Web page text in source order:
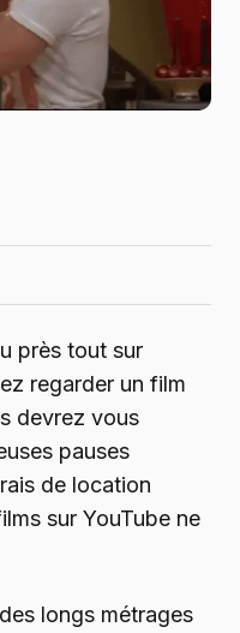
près tout sur
regarder un film
devrez vous
pauses
de location
sur YouTube ne
longs métrages